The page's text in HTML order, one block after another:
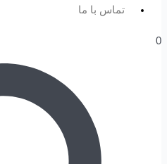
تماس با ما